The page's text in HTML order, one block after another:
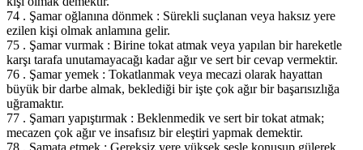
74 . Şamar oğlanına dönmek : Sürekli suçlanan veya haksız yere
ezilen kişi olmak anlamına gelir.
75 . Şamar vurmak : Birine tokat atmak veya yapılan bir hareketle
karşı tarafa unutamayacağı kadar ağır ve sert bir cevap vermektir.
76 . Şamar yemek : Tokatlanmak veya mecazi olarak hayattan
büyük bir darbe almak, beklediği bir işte çok ağır bir başarısızlığa
uğramaktır.
77 . Şamarı yapıştırmak : Beklenmedik ve sert bir tokat atmak;
mecazen çok ağır ve insafısız bir eleştiri yapmak demektir.
78 . Şamata etmek : Gereksiz yere yüksek sesle konuşup gülerek